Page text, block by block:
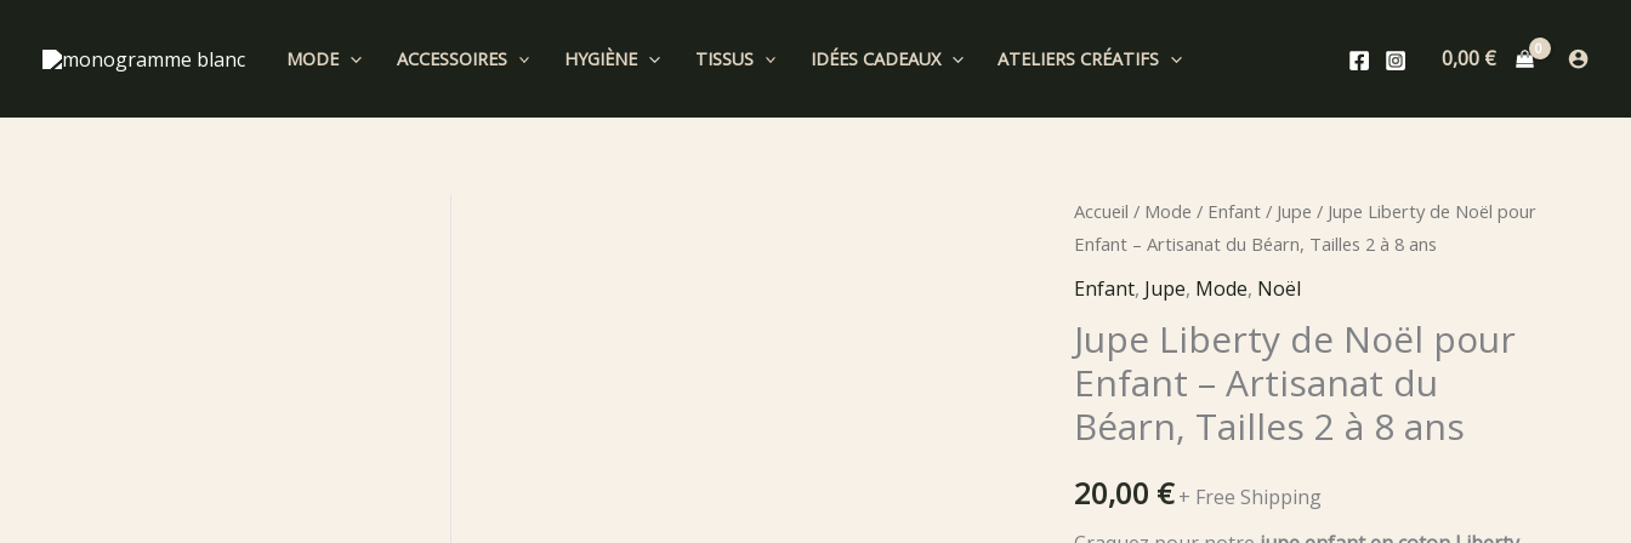
MODE ACCESSOIRES HYGIÈNE TISSUS IDÉES CADEAUX ATELIERS CRÉATIFS 0,00 €
Accueil / Mode / Enfant / Jupe / Jupe Liberty de Noël pour
Enfant – Artisanat du Béarn, Tailles 2 à 8 ans
Enfant, Jupe, Mode, Noël
Jupe Liberty de Noël pour
Enfant – Artisanat du
Béarn, Tailles 2 à 8 ans
20,00 € + Free Shipping